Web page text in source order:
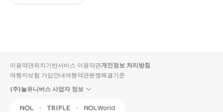
입니
다.
순
상
이용약관위치기반서비스 이용약관개인정보 처리방침
여행자보험 가입안내여행약관분쟁해결기준
(주)놀유니버스 사업자 정보